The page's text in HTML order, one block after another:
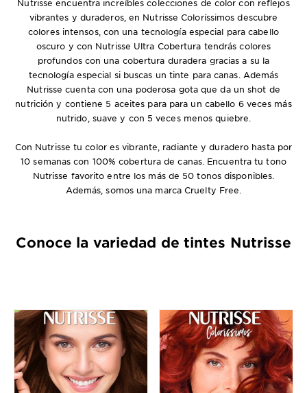
Nutrisse encuentra increíbles colecciones de color con reflejos
vibrantes y duraderos, en Nutrisse Coloríssimos descubre
colores intensos, con una tecnología especial para cabello
oscuro y con Nutrisse Ultra Cobertura tendrás colores
profundos con una cobertura duradera gracias a su la
tecnología especial si buscas un tinte para canas. Además
Nutrisse cuenta con una poderosa gota que da un shot de
nutrición y contiene 5 aceites para para un cabello 6 veces más
nutrido, suave y con 5 veces menos quiebre.
Con Nutrisse tu color es vibrante, radiante y duradero hasta por
10 semanas con 100% cobertura de canas. Encuentra tu tono
Nutrisse favorito entre los más de 50 tonos disponibles.
Además, somos una marca Cruelty Free.
Conoce la variedad de tintes Nutrisse